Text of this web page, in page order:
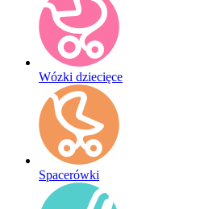
Wózki dziecięce
Spacerówki